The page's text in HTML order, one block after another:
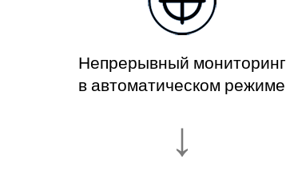
Непрерывный мониторинг
в автоматическом режиме
↓